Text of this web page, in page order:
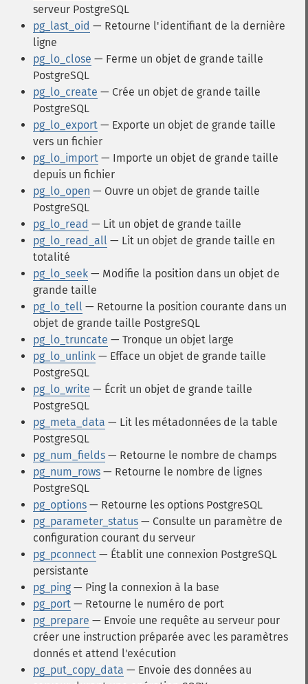
serveur PostgreSQL
pg_last_oid — Retourne l'identifiant de la dernière
ligne
pg_lo_close — Ferme un objet de grande taille
PostgreSQL
pg_lo_create — Crée un objet de grande taille
PostgreSQL
pg_lo_export — Exporte un objet de grande taille
vers un fichier
pg_lo_import — Importe un objet de grande taille
depuis un fichier
pg_lo_open — Ouvre un objet de grande taille
PostgreSQL
pg_lo_read — Lit un objet de grande taille
pg_lo_read_all — Lit un objet de grande taille en
totalité
pg_lo_seek — Modifie la position dans un objet de
grande taille
pg_lo_tell — Retourne la position courante dans un
objet de grande taille PostgreSQL
pg_lo_truncate — Tronque un objet large
pg_lo_unlink — Efface un objet de grande taille
PostgreSQL
pg_lo_write — Écrit un objet de grande taille
PostgreSQL
pg_meta_data — Lit les métadonnées de la table
PostgreSQL
pg_num_fields — Retourne le nombre de champs
pg_num_rows — Retourne le nombre de lignes
PostgreSQL
pg_options — Retourne les options PostgreSQL
pg_parameter_status — Consulte un paramètre de
configuration courant du serveur
pg_pconnect — Établit une connexion PostgreSQL
persistante
pg_ping — Ping la connexion à la base
pg_port — Retourne le numéro de port
pg_prepare — Envoie une requête au serveur pour
créer une instruction préparée avec les paramètres
donnés et attend l'exécution
pg_put_copy_data — Envoie des données au